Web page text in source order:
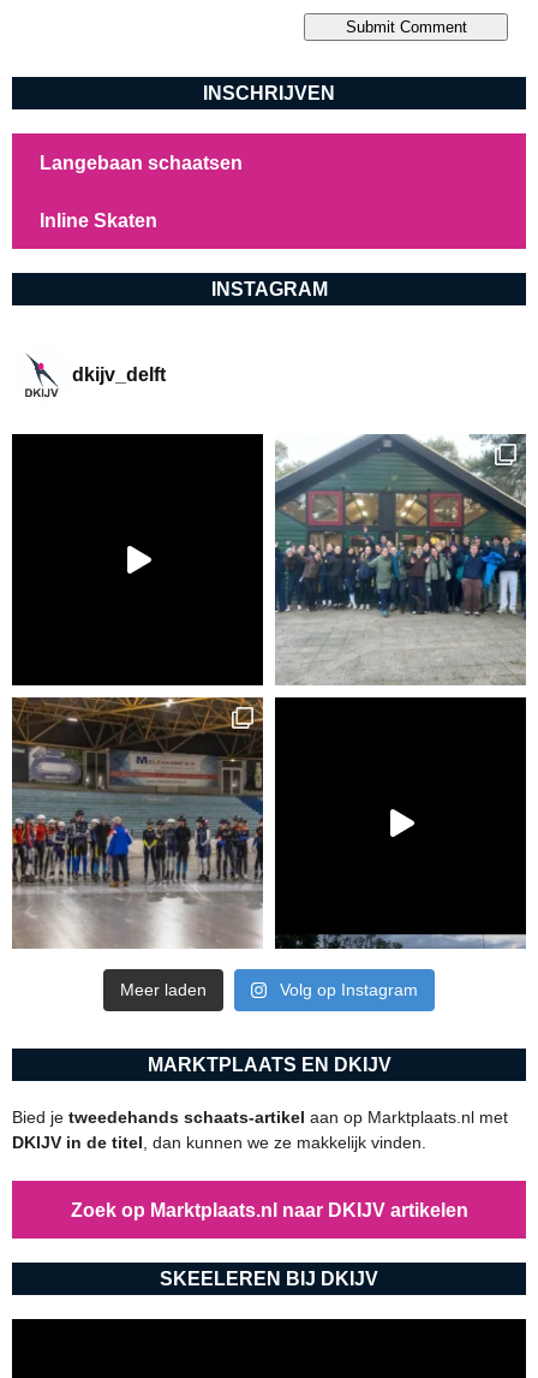
INSCHRIJVEN
Langebaan schaatsen
Inline Skaten
INSTAGRAM
dkijv_delft
Meer laden Volg op Instagram
MARKTPLAATS EN DKIJV
Bied je tweedehands schaats-artikel aan op Marktplaats.nl met
DKIJV in de titel, dan kunnen we ze makkelijk vinden.
Zoek op Marktplaats.nl naar DKIJV artikelen
SKEELEREN BIJ DKIJV